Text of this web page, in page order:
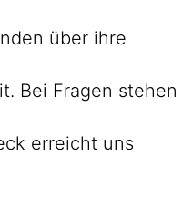
über ihre
Bei Fragen stehen
erreicht uns